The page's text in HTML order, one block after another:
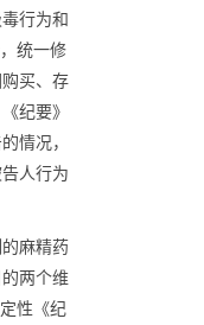
行为和
统一修
买、存
纪要》
情况，
人行为
麻精药
两个维
性《纪